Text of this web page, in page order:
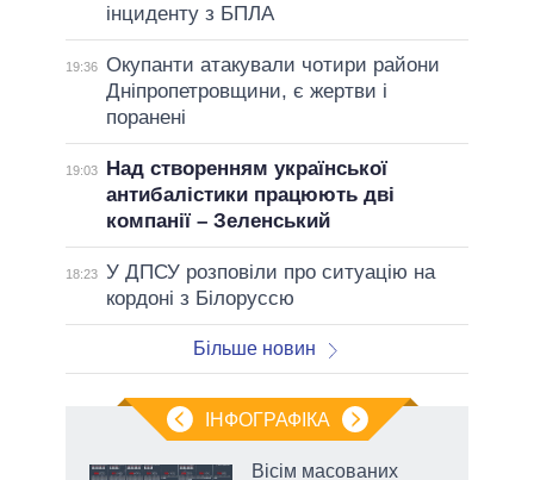
інциденту з БПЛА
19:36 Окупанти атакували чотири райони
Дніпропетровщини, є жертви і
поранені
19:03
Над створенням української
антибалістики працюють дві
компанії – Зеленський
18:23 У ДПСУ розповіли про ситуацію на
кордоні з Білоруссю
Більше новин
ІНФОГРАФІКА
Вісім масованих